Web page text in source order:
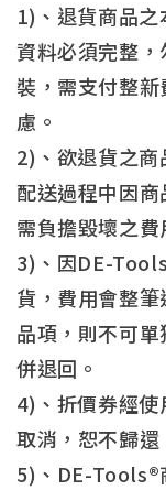
1)、退貨商品
資料必須完整
裝，需支付整
慮。
2)、欲退貨之
配送過程中因
需負擔毀壞之費
3)、因DE-
貨，費用會整
品項，則不可
併退回。
4)、折價券經
取消，恕不歸還
5)、DE-Tools®